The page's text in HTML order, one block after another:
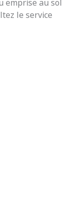
emprise au sol
le service